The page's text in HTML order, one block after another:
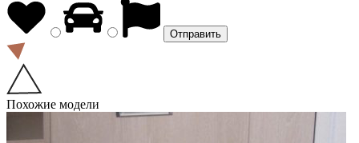
Похожие модели